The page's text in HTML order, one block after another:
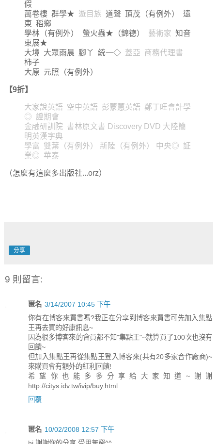
假
萬卷樓 群學★ 遊目族 道聲 頂茂（有例外） 遠
東 稻鄉
學林（有例外） 螢火蟲★（錦德） 藝術家 知音
東展★
大境 大眾雨晨 腳丫 統一◇ 蓋亞 商務代理書
柿子
大原 元照（有例外）
【9折】
大家說英語 空中英語 彭蒙蕙英語 鄭丁旺會計學
◎ 證期會
金融研訓院 書林原文書 Discovery DVD 大陸簡
明英漢字典
學富 雙葉（有例外） 新陸（有例外） 中央◎ 証
業◎ 華泰
（怎麼有這麼多出版社...orz）
分享
9 則留言:
匿名 3/14/2007 10:45 下午
你有在博客來買書嗎?我正在分享到博客來買書可先加入集點
王再去買的好康訊息~
因為很多博客來的會員都不知"集點王"~就算買了100次也沒有
回饋~
但加入集點王再從集點王登入博客來(共有20多家合作廠商)~
來購買會有額外的紅利回饋!
希望你也能多多分享給大家知道~謝謝
http://citys.idv.tw/ivip/buy.html
回覆
匿名 10/02/2008 12:57 下午